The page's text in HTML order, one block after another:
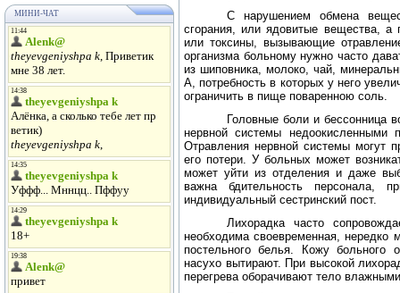
МИНИ-ЧАТ
С нарушением обмена
сгорания, или ядовитые вещества,
или токсины, вызывающие
организма больному нужно часто
из шиповника, молоко, чай,
A, потребность в которых у него
ограничить в пище поваренною соль.
Головные боли и бессонница
нервной системы
Отравления нервной системы могут
его потери. У больных может
может уйти из отделения и даже
важна бдительность персонала,
индивидуальный сестринский пост.
Лихорадка часто
необходима своевременная, нередко
постельного белья. Кожу больного
насухо вытирают. При высокой
перегрева оборачивают тело